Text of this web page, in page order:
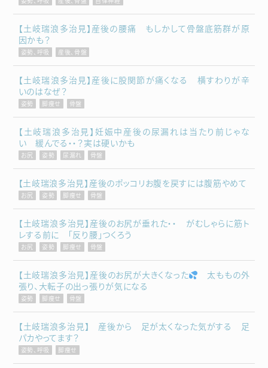
【土岐瑞浪多治見】産後の腰痛 もしかして骨盤底筋群が原
因かも？
姿勢、呼吸 産後、骨盤
【土岐瑞浪多治見】産後に股関節が痛くなる 横すわりが辛
いのはなぜ？
姿勢 脚痩せ 骨盤
【土岐瑞浪多治見】妊娠中産後の尿漏れは当たり前じゃな
い 緩んでる・・？実は硬いかも
お尻 姿勢 尿漏れ 骨盤
【土岐瑞浪多治見】産後のポッコリお腹を戻すには腹筋やめて
お尻 姿勢 脚痩せ 骨盤
【土岐瑞浪多治見】産後のお尻が垂れた・・ がむしゃらに筋ト
レする前に 「反り腰」つくろう
お尻 姿勢 脚痩せ 骨盤
【土岐瑞浪多治見】産後のお尻が大きくなった
太ももの外
張り、大転子の出っ張りが気になる
姿勢 脚痩せ 骨盤
【土岐瑞浪多治見】 産後から 足が太くなった気がする 足
パカやってます？
姿勢、呼吸 脚痩せ